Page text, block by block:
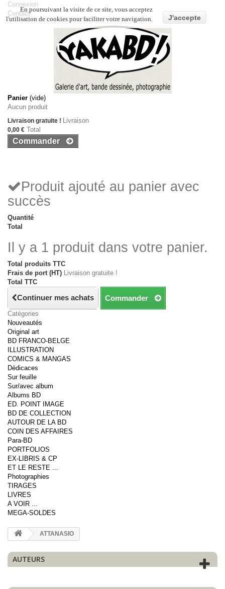
Connexion
Contact
Panier (vide)
Aucun produit
Livraison gratuite ! Livraison
0,00 € Total
Commander
Produit ajouté au panier avec
succès
Quantité
Total
Il y a 1 produit dans votre panier.
Total produits TTC
Frais de port (HT) Livraison gratuite !
Total TTC
Continuer mes achats Commander
Catégories
Nouveautés
Original art
BD FRANCO-BELGE
ILLUSTRATION
COMICS & MANGAS
Dédicaces
Sur feuille
Sur/avec album
Albums BD
ED. POINT IMAGE
BD DE COLLECTION
AUTOUR DE LA BD
COIN DES AFFAIRES
Para-BD
PORTFOLIOS
EX-LIBRIS & CP
ET LE RESTE ...
Photographies
TIRAGES
LIVRES
A VOIR ...
MEGA-SOLDES
ATTANASIO
AUTEURS
En poursuivant la visite de ce site, vous acceptez
l'utilisation de cookies pour faciliter votre navigation.
J'accepte